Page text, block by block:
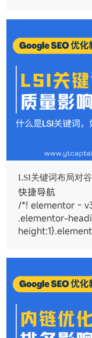
LSI关键词布局对
快捷导航
/*! elementor -
.elementor-